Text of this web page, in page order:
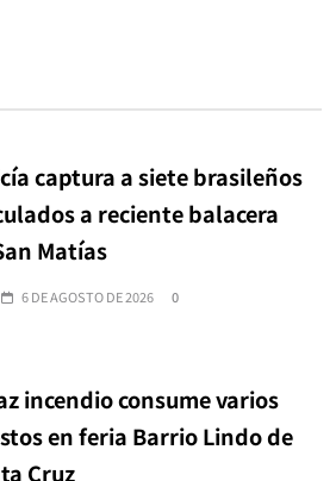
captura a siete brasileños
a reciente balacera
Matías
6 DE AGOSTO DE 2026 0
incendio consume varios
en feria Barrio Lindo de
Cruz